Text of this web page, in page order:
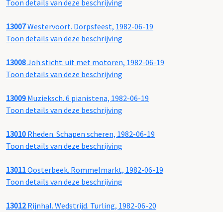
Toon details van deze beschrijving
13007Westervoort. Dorpsfeest, 1982-06-19
Toon details van deze beschrijving
13008Joh.sticht. uit met motoren, 1982-06-19
Toon details van deze beschrijving
13009 Muzieksch. 6 pianistena, 1982-06-19
Toon details van deze beschrijving
13010 Rheden. Schapen scheren, 1982-06-19
Toon details van deze beschrijving
13011Oosterbeek. Rommelmarkt, 1982-06-19
Toon details van deze beschrijving
13012Rijnhal. Wedstrijd. Turling, 1982-06-20